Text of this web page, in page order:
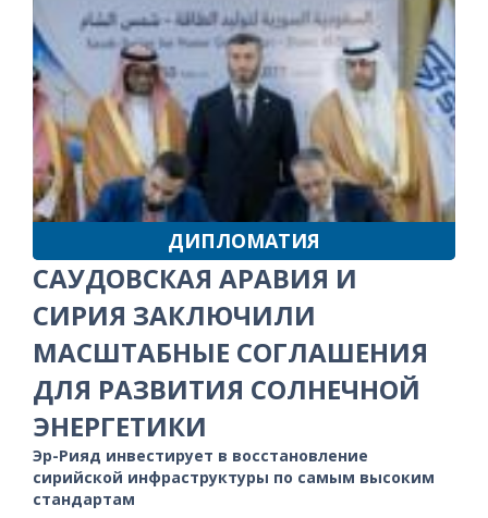
ДИПЛОМАТИЯ
САУДОВСКАЯ АРАВИЯ И
СИРИЯ ЗАКЛЮЧИЛИ
МАСШТАБНЫЕ СОГЛАШЕНИЯ
ДЛЯ РАЗВИТИЯ СОЛНЕЧНОЙ
ЭНЕРГЕТИКИ
Эр-Рияд инвестирует в восстановление
сирийской инфраструктуры по самым высоким
стандартам